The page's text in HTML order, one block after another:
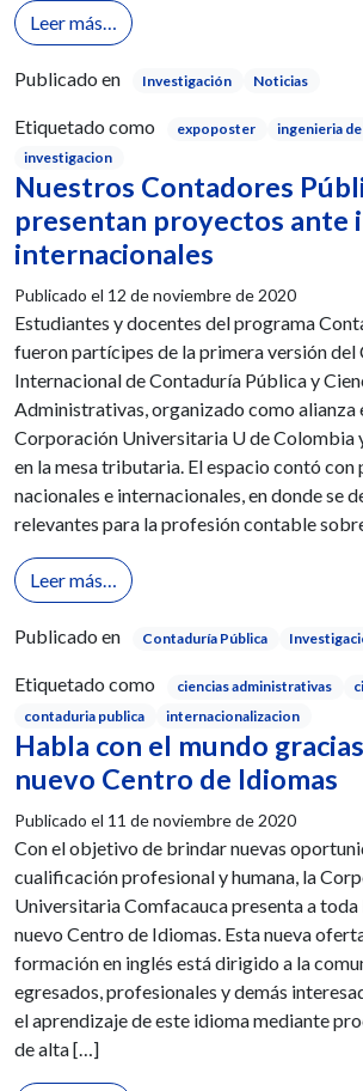
Leer más… from Nuestra investigación
Publicado en Investigación Noticias
Etiquetado como expoposter
ingenieria
investigacion
Nuestros Contadores
presentan proyectos ante
internacionales
Publicado el 12 de noviembre de 2020
Estudiantes y docentes del programa
fueron partícipes de la primera versión del
Internacional de Contaduría Pública y
Administrativas, organizado como alianza
Corporación Universitaria U de Colombia
en la mesa tributaria. El espacio contó con
nacionales e internacionales, en donde se
relevantes para la profesión contable
Leer más… from Nuestros Contadores
Publicado en Contaduría Pública
Etiquetado como ciencias administrativas
contaduria publica
internacionalizacion
Habla con el mundo
nuevo Centro de Idiomas
Publicado el 11 de noviembre de 2020
Con el objetivo de brindar nuevas
cualificación profesional y humana, la
Universitaria Comfacauca presenta a toda
nuevo Centro de Idiomas. Esta nueva
formación en inglés está dirigido a la
egresados, profesionales y demás
el aprendizaje de este idioma mediante
de alta […]